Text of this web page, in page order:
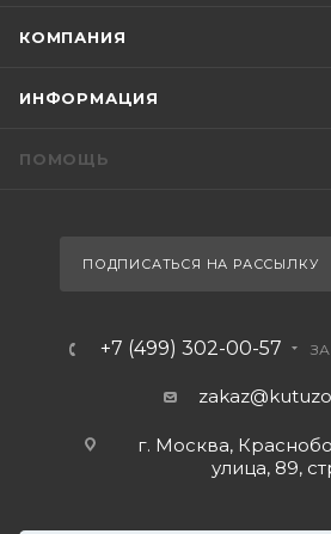
КОМПАНИЯ
ИНФОРМАЦИЯ
ПОМОЩЬ
ПОДПИСАТЬСЯ НА РАССЫЛКУ
+7 (499) 302-00-57
г. Москва,
улица, 89,